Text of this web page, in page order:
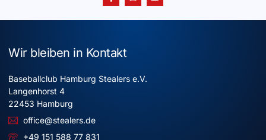
Wir bleiben in Kontakt
Baseballclub Hamburg Stealers e.V.
Langenhorst 4
22453 Hamburg
office@stealers.de
+49 151 588 77 831